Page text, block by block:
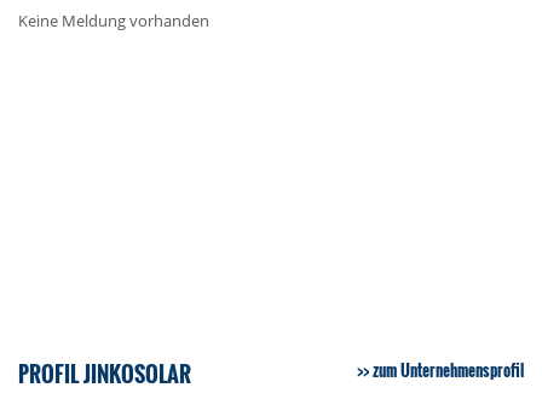
Keine Meldung vorhanden
PROFIL JINKOSOLAR zum Unternehmensprofil